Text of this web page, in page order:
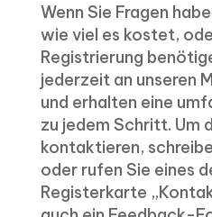
Wenn Sie Fragen
wie viel es kostet,
Registrierung
jederzeit an unseren
und erhalten eine
zu jedem Schritt. Um
kontaktieren,
oder rufen Sie eines
Registerkarte